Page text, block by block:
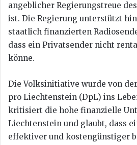
angeblicher Regierungstreue
ist. Die Regierung unterstützt
staatlich finanzierten
dass ein Privatsender nicht
könne.
Die Volksinitiative wurde von
pro Liechtenstein (DpL) ins
kritisiert die hohe finanzielle
Liechtenstein und glaubt, dass
effektiver und kostengünstiger